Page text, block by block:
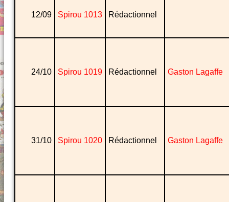
12/09 Spirou 1013 Rédactionnel
24/10 Spirou 1019 Rédactionnel Gaston Lagaffe
31/10 Spirou 1020 Rédactionnel Gaston Lagaffe